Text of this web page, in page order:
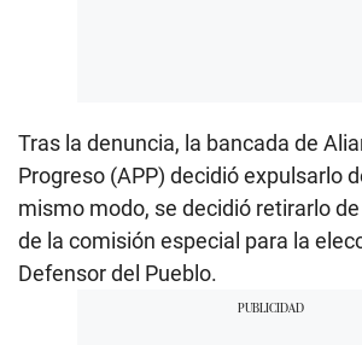
Tras la denuncia, la bancada de
Progreso (APP) decidió expulsarlo
mismo modo, se decidió retirarlo
de la comisión especial para la
Defensor del Pueblo.